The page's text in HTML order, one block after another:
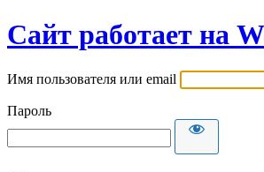
Сайт работает на
Имя пользователя или email
Пароль